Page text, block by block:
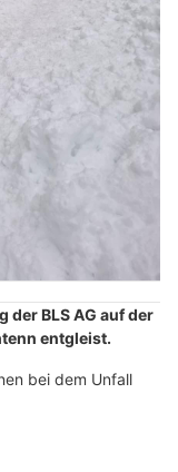
der BLS AG auf der
entgleist.
bei dem Unfall